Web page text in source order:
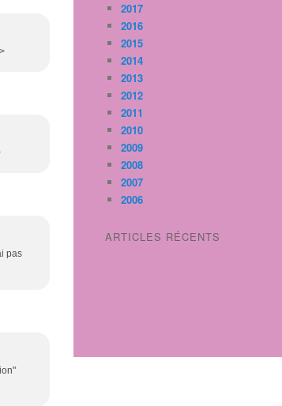
pas
2017
2016
2015
2014
2013
2012
2011
2010
2009
2008
2007
2006
ARTICLES RÉCENTS